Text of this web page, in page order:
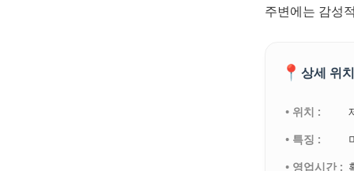
주변에는 감성
📍 상세 위
• 위치 :
• 특징 :
• 영업시간 :